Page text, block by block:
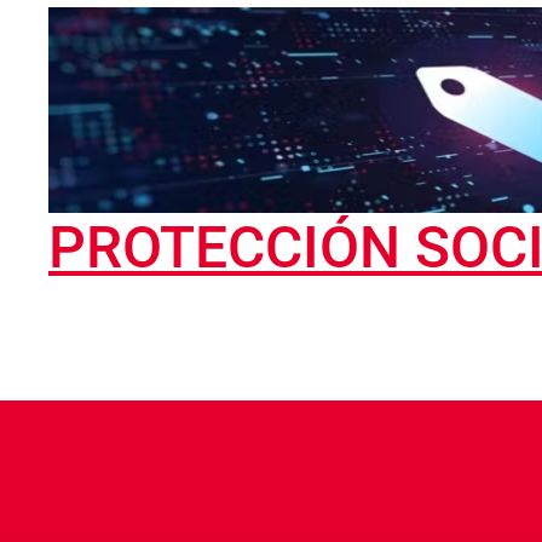
PROTECCIÓN